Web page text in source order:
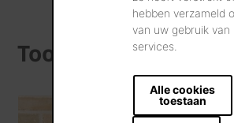
hebben verzameld
van uw gebruik van
services.
Alle cookies
toestaan
Tools